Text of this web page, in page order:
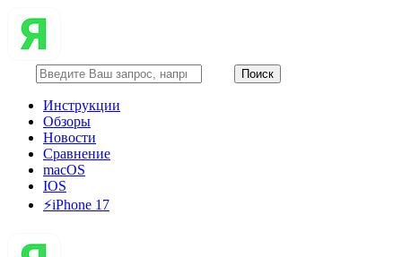
Инструкции
Обзоры
Новости
Сравнение
macOS
IOS
⚡️iPhone 17